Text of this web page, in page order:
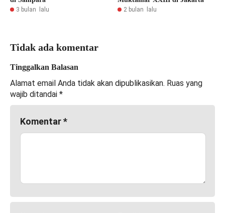
3 bulan lalu 2 bulan lalu
Tidak ada komentar
Tinggalkan Balasan
Alamat email Anda tidak akan dipublikasikan. Ruas yang
wajib ditandai *
Komentar*